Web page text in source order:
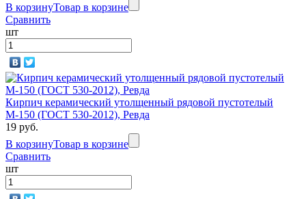
В корзинуТовар в корзине
Сравнить
шт
Кирпич керамический утолщенный рядовой пустотелый
М-150 (ГОСТ 530-2012), Ревда
19 руб.
В корзинуТовар в корзине
Сравнить
шт